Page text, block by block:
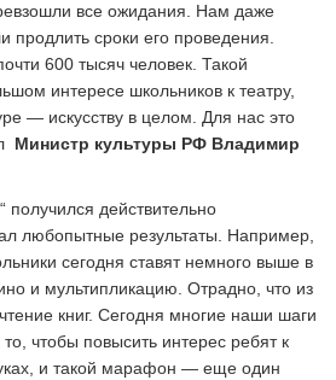
все ожидания. Нам даже
продлить сроки его проведения.
600 тысяч человек. Такой
интересе школьников к театру,
— искусству в целом. Для нас это
Министр культуры РФ Владимир
получился действительно
любопытные результаты. Например,
сегодня ставят немного выше в
и мультипликацию. Отрадно, что из
книг. Сегодня многие наши шаги
чтобы повысить интерес ребят к
и такой марафон — еще один